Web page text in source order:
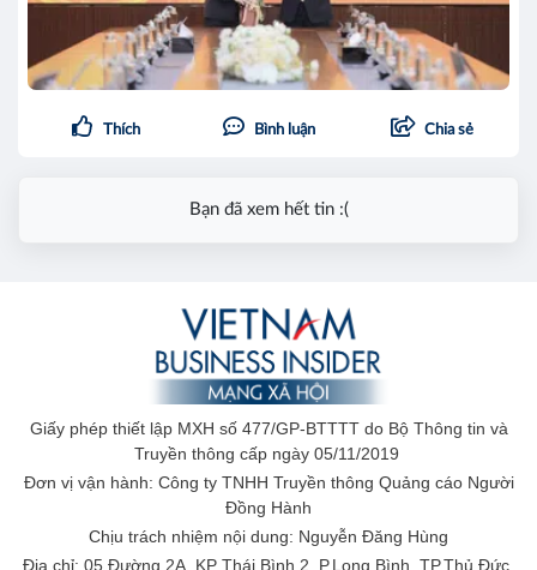
Thích Bình luận Chia sẻ
Bạn đã xem hết tin :(
Giấy phép thiết lập MXH số 477/GP-BTTTT do Bộ Thông tin và
Truyền thông cấp ngày 05/11/2019
Đơn vị vận hành: Công ty TNHH Truyền thông Quảng cáo Người
Đồng Hành
Chịu trách nhiệm nội dung: Nguyễn Đăng Hùng
Địa chỉ: 05 Đường 2A, KP Thái Bình 2, P.Long Bình, TP.Thủ Đức,